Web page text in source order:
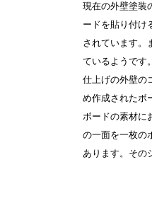
現在の外壁塗装
ードを貼り付け
されています。
ているようです
仕上げの外壁の
め作成されたボ
ボードの素材に
の一面を一枚の
あります。その